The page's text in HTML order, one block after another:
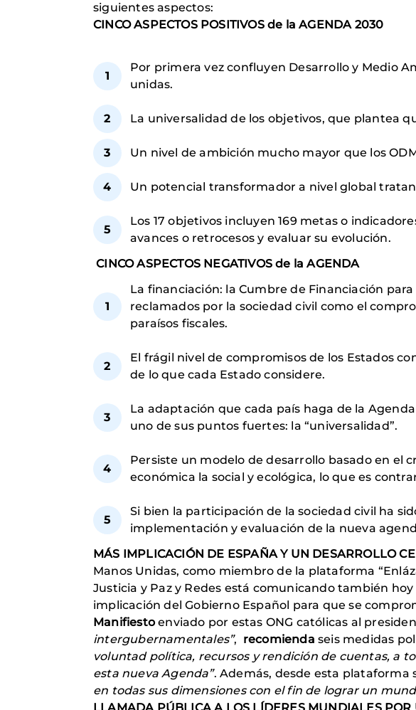
siguientes aspectos:
CINCO ASPECTOS POSITIVOS de la AGENDA 2030
Por primera vez confluyen Desarrollo y Medio
unidas.
La universalidad de los objetivos, que plantea
Un nivel de ambición mucho mayor que los
Un potencial transformador a nivel global
Los 17 objetivos incluyen 169 metas o
avances o retrocesos y evaluar su evolución.
CINCO ASPECTOS NEGATIVOS de la AGENDA
La financiación: la Cumbre de Financiación
reclamados por la sociedad civil como el
paraísos fiscales.
El frágil nivel de compromisos de los Estados
de lo que cada Estado considere.
La adaptación que cada país haga de la
uno de sus puntos fuertes: la “universalidad”.
Persiste un modelo de desarrollo basado en
económica la social y ecológica, lo que es
Si bien la participación de la sociedad civil ha
implementación y evaluación de la nueva
MÁS IMPLICACIÓN DE ESPAÑA Y UN DESARROLLO
Manos Unidas, como miembro de la plataforma
Justicia y Paz y Redes está comunicando también hoy
implicación del Gobierno Español para que se
Manifiestoenviado por estas ONG católicas al
intergubernamentales”, recomienda seis medidas
voluntad política, recursos y rendición de cuentas, a
esta nueva Agenda”. Además, desde esta
en todas sus dimensiones con el fin de lograr un